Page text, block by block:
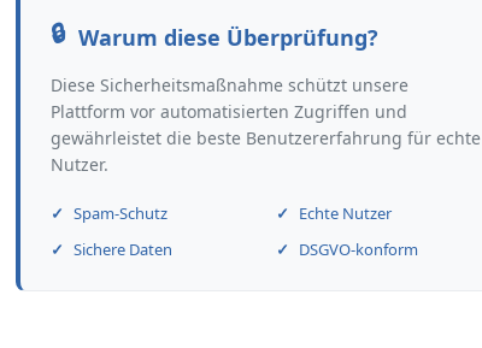
Warum diese Überprüfung?
Diese Sicherheitsmaßnahme schützt unsere
Plattform vor automatisierten Zugriffen und
gewährleistet die beste Benutzererfahrung für echte
Nutzer.
Spam-Schutz
Echte Nutzer
Sichere Daten
DSGVO-konform